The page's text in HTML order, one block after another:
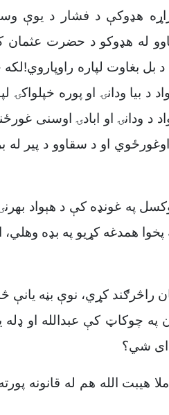
هډوکې د فشار د یوې
له هډوکو د حضرت
بغاوت لپاره
په وینو ولمباوه او د هېواد د بیا ودانۍ او
د ودانۍ او ابادۍ اوسنی
او د سقاوو د پیر
په غونډه کې د هېواد بهرنۍ
همدغه کړیو په بډه
راڅرګند کړي، نوې بڼه یانې
په چوکاټ کې عبدالله او
شي؟
هیبت الله هم له قانونه